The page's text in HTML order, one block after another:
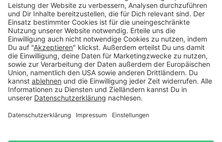
Käuferschutz inklusive Kauf auf Rechnung
Mitglied im:
Deutschland